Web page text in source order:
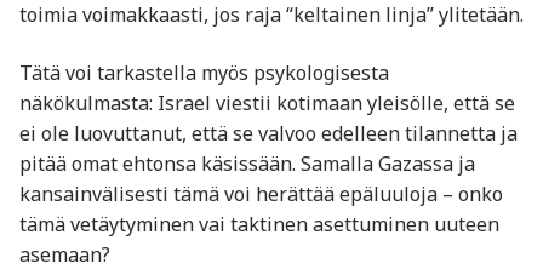
toimia voimakkaasti, jos raja “keltainen linja” ylitetään.
Tätä voi tarkastella myös psykologisesta
näkökulmasta: Israel viestii kotimaan yleisölle, että se
ei ole luovuttanut, että se valvoo edelleen tilannetta ja
pitää omat ehtonsa käsissään. Samalla Gazassa ja
kansainvälisesti tämä voi herättää epäluuloja – onko
tämä vetäytyminen vai taktinen asettuminen uuteen
asemaan?